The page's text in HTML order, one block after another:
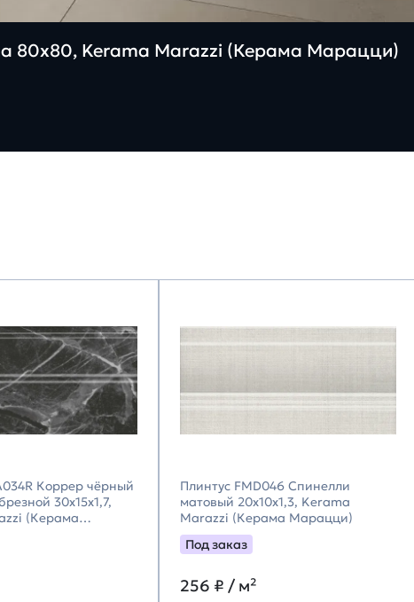
80х80, Kerama Marazzi (Керама Марацци)
Коррер чёрный
30x15x1,7,
(Керама
Плинтус FMD046 Спинелли
матовый 20x10x1,3, Kerama
Marazzi (Керама Марацци)
Под заказ
256 ₽ / м²